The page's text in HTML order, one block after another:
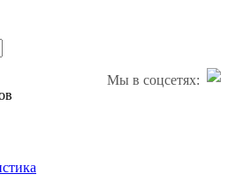
Мы в соцсетях: